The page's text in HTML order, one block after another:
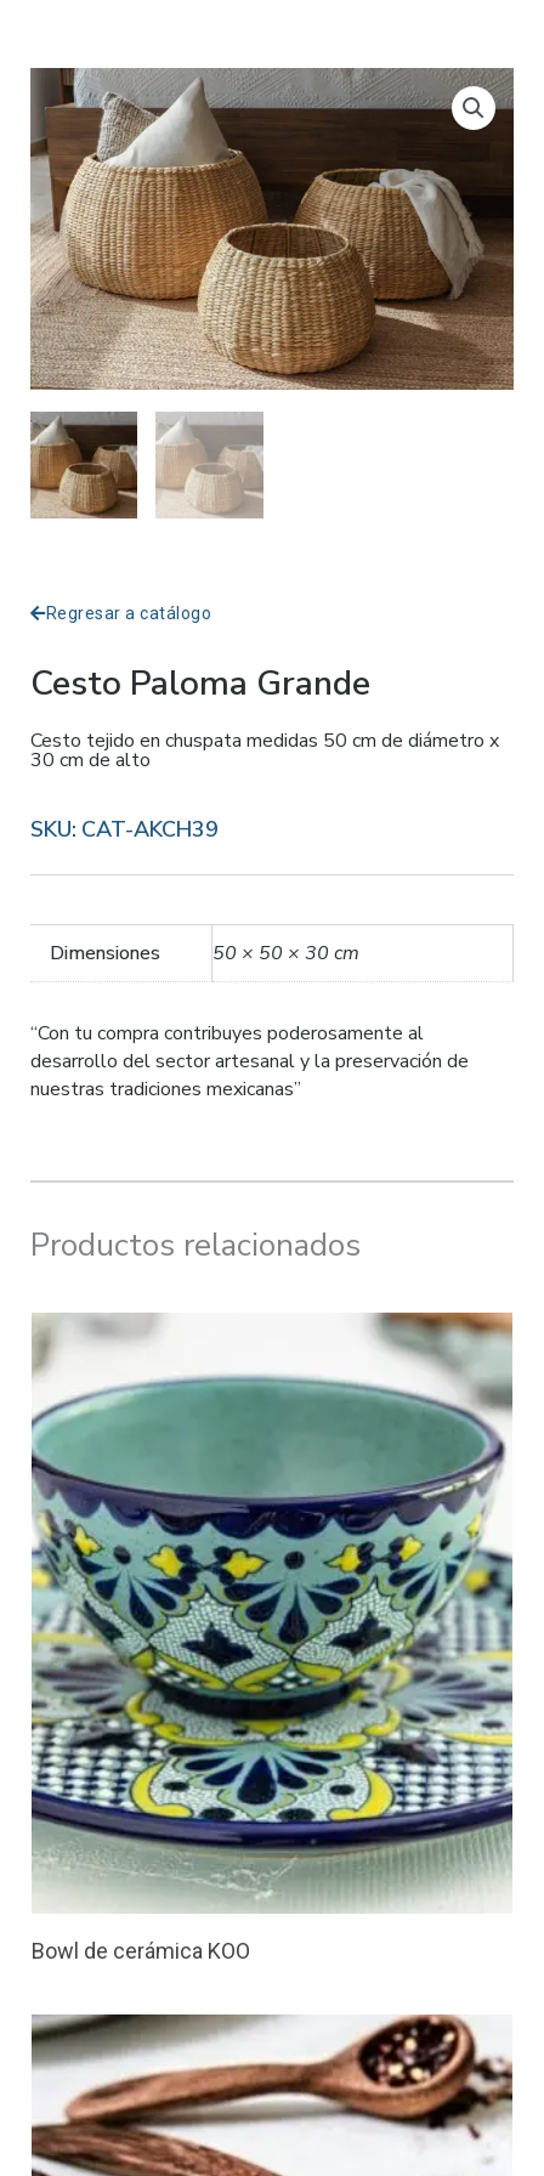
Regresar a catálogo
Cesto Paloma Grande
Cesto tejido en chuspata medidas 50 cm de diámetro x
30 cm de alto
SKU: CAT-AKCH39
Dimensiones 50 × 50 × 30 cm
“Con tu compra contribuyes poderosamente al
desarrollo del sector artesanal y la preservación de
nuestras tradiciones mexicanas”
Productos relacionados
Bowl de cerámica KOO